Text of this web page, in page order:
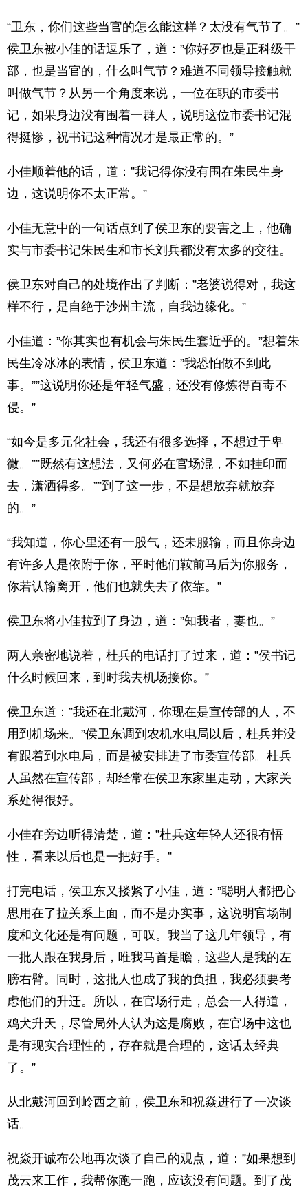
“卫东，你们这些当官的怎么能这样？太没有气节了。”
侯卫东被小佳的话逗乐了，道：”你好歹也是正科级干
部，也是当官的，什么叫气节？难道不同领导接触就
叫做气节？从另一个角度来说，一位在职的市委书
记，如果身边没有围着一群人，说明这位市委书记混
得挺惨，祝书记这种情况才是最正常的。”
小佳顺着他的话，道：”我记得你没有围在朱民生身
边，这说明你不太正常。”
小佳无意中的一句话点到了侯卫东的要害之上，他确
实与市委书记朱民生和市长刘兵都没有太多的交往。
侯卫东对自己的处境作出了判断：”老婆说得对，我这
样不行，是自绝于沙州主流，自我边缘化。”
小佳道：”你其实也有机会与朱民生套近乎的。”想着朱
民生冷冰冰的表情，侯卫东道：”我恐怕做不到此
事。””这说明你还是年轻气盛，还没有修炼得百毒不
侵。”
“如今是多元化社会，我还有很多选择，不想过于卑
微。””既然有这想法，又何必在官场混，不如挂印而
去，潇洒得多。””到了这一步，不是想放弃就放弃
的。”
“我知道，你心里还有一股气，还未服输，而且你身边
有许多人是依附于你，平时他们鞍前马后为你服务，
你若认输离开，他们也就失去了依靠。”
侯卫东将小佳拉到了身边，道：”知我者，妻也。”
两人亲密地说着，杜兵的电话打了过来，道：”侯书记
什么时候回来，到时我去机场接你。”
侯卫东道：”我还在北戴河，你现在是宣传部的人，不
用到机场来。”侯卫东调到农机水电局以后，杜兵并没
有跟着到水电局，而是被安排进了市委宣传部。杜兵
人虽然在宣传部，却经常在侯卫东家里走动，大家关
系处得很好。
小佳在旁边听得清楚，道：”杜兵这年轻人还很有悟
性，看来以后也是一把好手。”
打完电话，侯卫东又搂紧了小佳，道：”聪明人都把心
思用在了拉关系上面，而不是办实事，这说明官场制
度和文化还是有问题，可叹。我当了这几年领导，有
一批人跟在我身后，唯我马首是瞻，这些人是我的左
膀右臂。同时，这批人也成了我的负担，我必须要考
虑他们的升迁。所以，在官场行走，总会一人得道，
鸡犬升天，尽管局外人认为这是腐败，在官场中这也
是有现实合理性的，存在就是合理的，这话太经典
了。”
从北戴河回到岭西之前，侯卫东和祝焱进行了一次谈
话。
祝焱开诚布公地再次谈了自己的观点，道：”如果想到
茂云来工作，我帮你跑一跑，应该没有问题。到了茂